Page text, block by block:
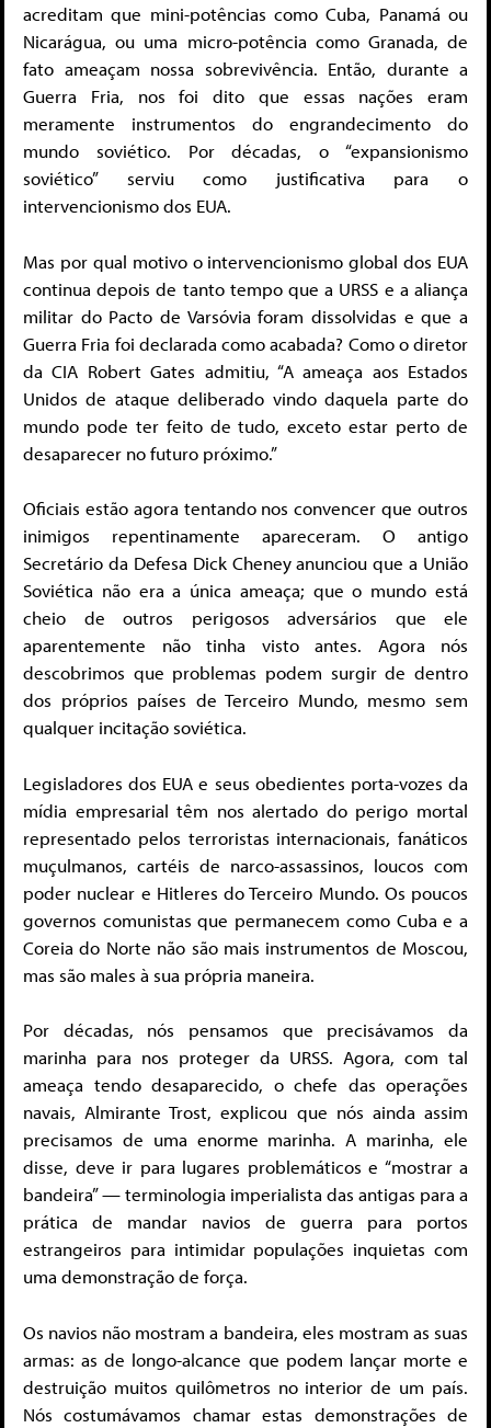
acreditam que mini-potências como Cuba, Panamá ou
Nicarágua, ou uma micro-potência como Granada, de
fato ameaçam nossa sobrevivência. Então, durante a
Guerra Fria, nos foi dito que essas nações eram
meramente instrumentos do engrandecimento do
mundo soviético. Por décadas, o “expansionismo
soviético” serviu como justificativa para o
intervencionismo dos EUA.
Mas por qual motivo o intervencionismo global dos EUA
continua depois de tanto tempo que a URSS e a aliança
militar do Pacto de Varsóvia foram dissolvidas e que a
Guerra Fria foi declarada como acabada? Como o diretor
da CIA Robert Gates admitiu, “A ameaça aos Estados
Unidos de ataque deliberado vindo daquela parte do
mundo pode ter feito de tudo, exceto estar perto de
desaparecer no futuro próximo.”
Oficiais estão agora tentando nos convencer que outros
inimigos repentinamente apareceram. O antigo
Secretário da Defesa Dick Cheney anunciou que a União
Soviética não era a única ameaça; que o mundo está
cheio de outros perigosos adversários que ele
aparentemente não tinha visto antes. Agora nós
descobrimos que problemas podem surgir de dentro
dos próprios países de Terceiro Mundo, mesmo sem
qualquer incitação soviética.
Legisladores dos EUA e seus obedientes porta-vozes da
mídia empresarial têm nos alertado do perigo mortal
representado pelos terroristas internacionais, fanáticos
muçulmanos, cartéis de narco-assassinos, loucos com
poder nuclear e Hitleres do Terceiro Mundo. Os poucos
governos comunistas que permanecem como Cuba e a
Coreia do Norte não são mais instrumentos de Moscou,
mas são males à sua própria maneira.
Por décadas, nós pensamos que precisávamos da
marinha para nos proteger da URSS. Agora, com tal
ameaça tendo desaparecido, o chefe das operações
navais, Almirante Trost, explicou que nós ainda assim
precisamos de uma enorme marinha. A marinha, ele
disse, deve ir para lugares problemáticos e “mostrar a
bandeira” — terminologia imperialista das antigas para a
prática de mandar navios de guerra para portos
estrangeiros para intimidar populações inquietas com
uma demonstração de força.
Os navios não mostram a bandeira, eles mostram as suas
armas: as de longo-alcance que podem lançar morte e
destruição muitos quilômetros no interior de um país.
Nós costumávamos chamar estas demonstrações de